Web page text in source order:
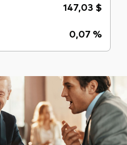
147,03 $
0,07 %